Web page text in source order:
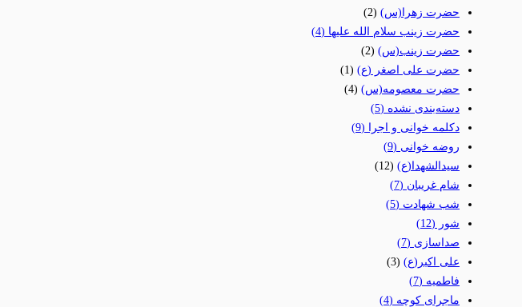
حضرت زهرا(س) (2)
حضرت زینب سلام الله علیها (4)
حضرت زینب(س) (2)
حضرت علی اصغر (ع) (1)
حضرت معصومه(س) (4)
دسته‌بندی نشده (5)
دکلمه خوانی و اجرا (9)
روضه خوانی (9)
سیدالشهدا(ع) (12)
شام غریبان (7)
شب شهادت (5)
شور (12)
صداسازی (7)
علی اکبر(ع) (3)
فاطمیه (7)
ماجرای کوچه (4)